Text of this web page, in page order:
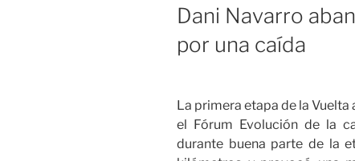
EL
Dani Navarro
por una caída
La primera etapa de la
el Fórum Evolución de la
durante buena parte de la